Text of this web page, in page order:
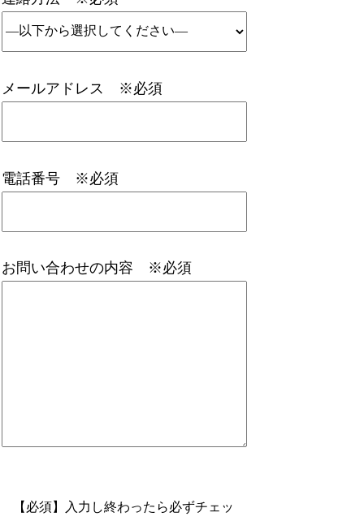
メールアドレス ※必須
電話番号 ※必須
お問い合わせの内容 ※必須
【必須】入力し終わったら必ずチェッ